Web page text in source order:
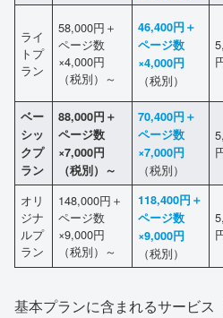
ライ
トプ
ラン
58,000円＋
ページ数
×4,000円
（税別）～
46,400円＋
ページ数
×4,000円
（税別）
ベー
シッ
クプ
ラン
88,000円＋
ページ数
×7,000円
（税別）～
70,400円＋
ページ数
×7,000円
（税別）
オリ
ジナ
ルプ
ラン
148,000円＋
ページ数
×9,000円
（税別）～
118,400円＋
ページ数
×9,000円
（税別）
基本プランに含まれるサービス